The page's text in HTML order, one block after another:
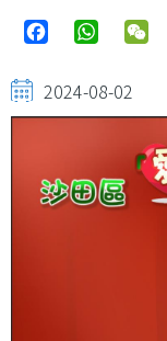
FacebookWhatsApp
2024-08-02